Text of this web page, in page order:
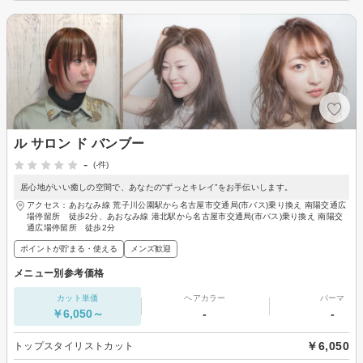
ル サロン ド バンブー
-
(-件)
居心地がいい癒しの空間で、あなたの“ずっとキレイ”をお手伝いします。
アクセス：あおなみ線 荒子川公園駅から名古屋市交通局(市バス)乗り換え 南陽交通広
場停留所 徒歩2分、あおなみ線 港北駅から名古屋市交通局(市バス)乗り換え 南陽交
通広場停留所 徒歩2分
ポイントが貯まる・使える メンズ歓迎
メニュー別参考価格
カット単価
￥6,050～
ヘアカラー
-
パーマ
-
トップスタイリストカット ￥6,050